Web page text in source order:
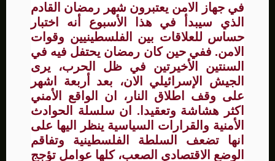
في جهاز الامن يعتبرون شهر رمضان القادم
الذي سيبدأ في هذا الأسبوع أنه اختبار
حساس للعلاقات بين الفلسطينيين وقوات
الامن. ففي حين كان رمضان يحتفل فيه في
السنتين الأخيرتين في ظل الحرب، يرى
الجيش الإسرائيلي الان، بعد أربعة اشهر
على وقف اطلاق النار، ان الواقع الأمني
اكثر هشاشة وتعقيدا. ان سلسلة الحوادث
الأمنية والقرارات السياسية ينظر اليها على
انها تضعف السلطة الفلسطينية وتفاقم
الوضع الاقتصادي الصعب، كلها عوامل تؤجج